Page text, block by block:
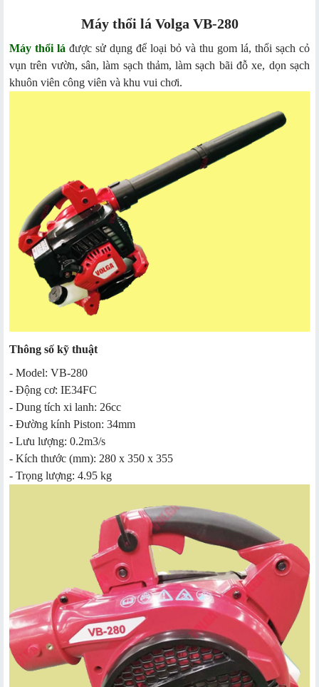
Máy thổi lá Volga VB-280
Máy thổi lá được sử dụng để loại bỏ và thu gom lá, thổi sạch cỏ
vụn trên vườn, sân, làm sạch thảm, làm sạch bãi đỗ xe, dọn sạch
khuôn viên công viên và khu vui chơi.
Thông số kỹ thuật
- Model: VB-280
- Động cơ: IE34FC
- Dung tích xi lanh: 26cc
- Đường kính Piston: 34mm
- Lưu lượng: 0.2m3/s
- Kích thước (mm): 280 x 350 x 355
- Trọng lượng: 4.95 kg